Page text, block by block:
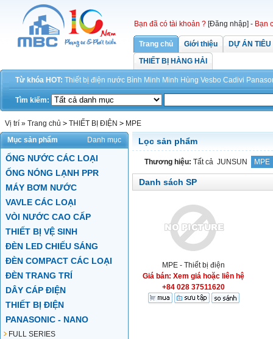
Bạn đã có tài khoản ? [Đăng nhập] - Bạn
Trang chủ Giới thiệu
DỰ ÁN
THIẾT BỊ HÀNG HẢI
Từ khóa HOT: Thiết bị điện nước Bình Minh Minh Hùng Vesbo Cadivi
Tìm kiếm:
Vị trí » Trang chủ > THIẾT BỊ ĐIỆN > MPE
Mục sản phẩm
Danh mục
ỐNG NƯỚC CÁC LOẠI
ỐNG NÓNG LẠNH PPR
MÁY BƠM NƯỚC
VAVLE CÁC LOẠI
VÒI NƯỚC CAO CẤP
THIẾT BỊ VỆ SINH
ĐÈN LED CHIẾU SÁNG
ĐÈN COMPACT CÁC LOẠI
ĐÈN TRANG TRÍ
DÂY CÁP ĐIỆN
THIẾT BỊ ĐIỆN
PANASONIC - NANO
FULL SERIES
Lọc sản phẩm
Thương hiệu: Tất cả JUNSUN MPE
Danh sách SP
MPE - Thiết bị điện
Giá bán: Xem giá hoặc liên hệ
+84 028 37511620